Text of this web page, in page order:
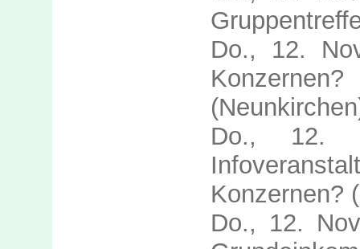
Do., 12.
Do., 12.
Konzernen?
Do., 12.